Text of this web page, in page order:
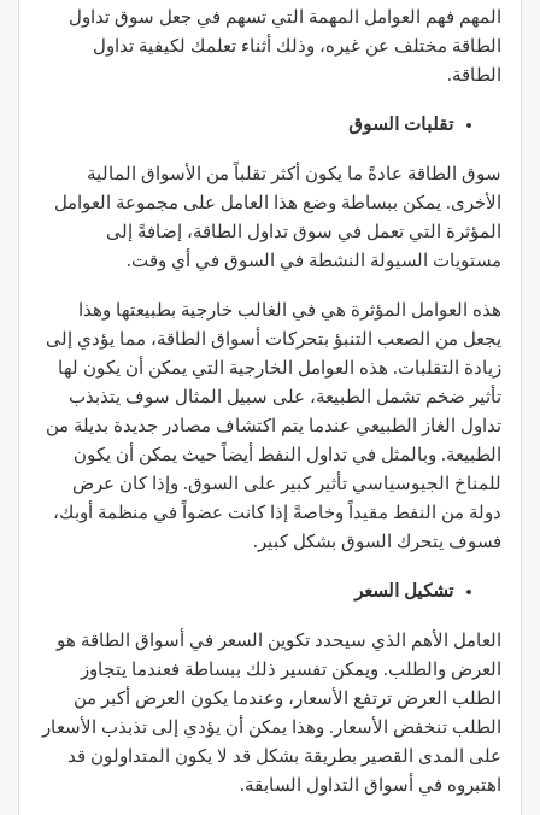
المهم فهم العوامل المهمة التي تسهم في جعل سوق تداول
الطاقة مختلف عن غيره، وذلك أثناء تعلمك لكيفية تداول
الطاقة.
تقلبات السوق
سوق الطاقة عادةً ما يكون أكثر تقلباً من الأسواق المالية
الأخرى. يمكن ببساطة وضع هذا العامل على مجموعة العوامل
المؤثرة التي تعمل في سوق تداول الطاقة، إضافةً إلى
مستويات السيولة النشطة في السوق في أي وقت.
هذه العوامل المؤثرة هي في الغالب خارجية بطبيعتها وهذا
يجعل من الصعب التنبؤ بتحركات أسواق الطاقة، مما يؤدي إلى
زيادة التقلبات. هذه العوامل الخارجية التي يمكن أن يكون لها
تأثير ضخم تشمل الطبيعة، على سبيل المثال سوف يتذبذب
تداول الغاز الطبيعي عندما يتم اكتشاف مصادر جديدة بديلة من
الطبيعة. وبالمثل في تداول النفط أيضاً حيث يمكن أن يكون
للمناخ الجيوسياسي تأثير كبير على السوق. وإذا كان عرض
دولة من النفط مقيداً وخاصةً إذا كانت عضواً في منظمة أوبك،
فسوف يتحرك السوق بشكل كبير.
تشكيل السعر
العامل الأهم الذي سيحدد تكوين السعر في أسواق الطاقة هو
العرض والطلب. ويمكن تفسير ذلك ببساطة فعندما يتجاوز
الطلب العرض ترتفع الأسعار، وعندما يكون العرض أكبر من
الطلب تنخفض الأسعار. وهذا يمكن أن يؤدي إلى تذبذب الأسعار
على المدى القصير بطريقة بشكل قد لا يكون المتداولون قد
اهتبروه في أسواق التداول السابقة.